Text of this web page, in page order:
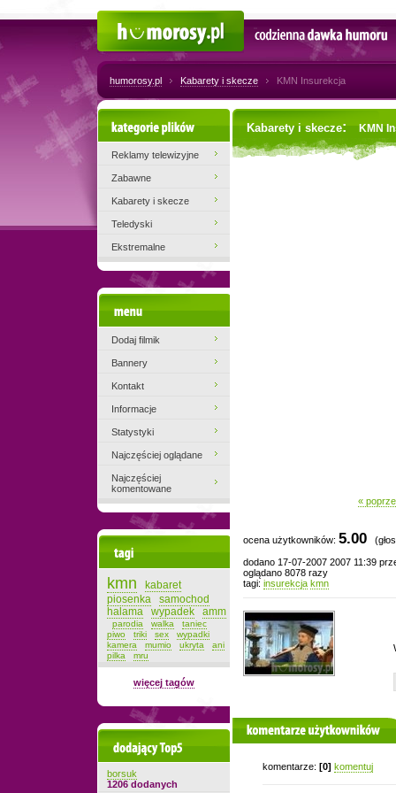
Codzienna dawka humoru
humorosy.pl Kabarety i skecze KMN Insurekcja
Kabarety i skecze: KMN
«
ocena użytkowników: 5.00
dodano 17-07-2007 2007 11:39
oglądano 8078 razy
tagi: insurekcja kmn
komentarze użytkowników
komentarze: [0] komentuj
Kategorie plików
Reklamy telewizyjne
Zabawne
Kabarety i skecze
Teledyski
Ekstremalne
Dodaj filmik
Bannery
Kontakt
Informacje
Statystyki
Najczęściej oglądane
Najczęściej
komentowane
kmn
kabaret
piosenka
samochod
halama
wypadek amm
parodia walka
taniec
piwo
triki sex
wypadki
kamera
mumio ukryta
ani
pilka
mru
więcej tagów
Dodający top-5
borsuk
1206 dodanych